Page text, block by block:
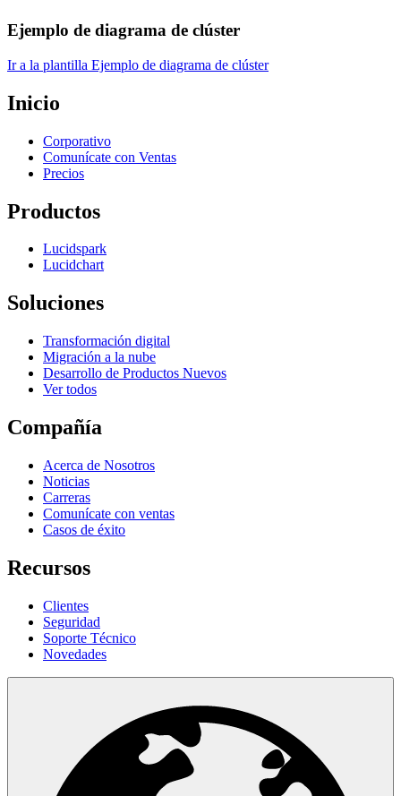
Ejemplo de diagrama de clúster
Ir a la plantilla Ejemplo de diagrama de clúster
Inicio
Corporativo
Comunícate con Ventas
Precios
Productos
Lucidspark
Lucidchart
Soluciones
Transformación digital
Migración a la nube
Desarrollo de Productos Nuevos
Ver todos
Compañía
Acerca de Nosotros
Noticias
Carreras
Comunícate con ventas
Casos de éxito
Recursos
Clientes
Seguridad
Soporte Técnico
Novedades